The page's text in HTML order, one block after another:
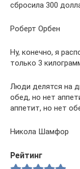
сбросила 300
Роберт Орбен
Ну, конечно, я
только 3
Люди делятся на
обед, но нет
аппетит, но нет
Никола Шамфор
Рейтинг